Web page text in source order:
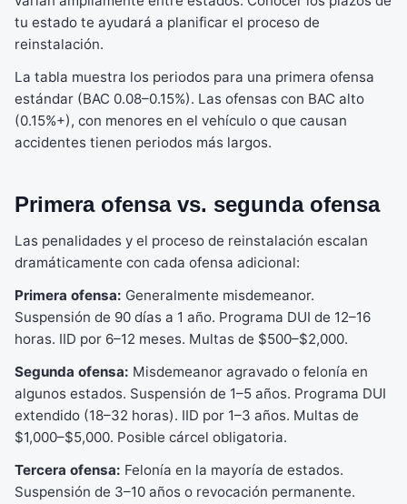
tu estado te ayudará a planificar el proceso de
reinstalación.
La tabla muestra los periodos para una primera ofensa
estándar (BAC 0.08–0.15%). Las ofensas con BAC alto
(0.15%+), con menores en el vehículo o que causan
accidentes tienen periodos más largos.
Primera ofensa vs. segunda ofensa
Las penalidades y el proceso de reinstalación escalan
dramáticamente con cada ofensa adicional:
Primera ofensa: Generalmente misdemeanor.
Suspensión de 90 días a 1 año. Programa DUI de 12–16
horas. IID por 6–12 meses. Multas de $500–$2,000.
Segunda ofensa: Misdemeanor agravado o felonía en
algunos estados. Suspensión de 1–5 años. Programa DUI
extendido (18–32 horas). IID por 1–3 años. Multas de
$1,000–$5,000. Posible cárcel obligatoria.
Tercera ofensa: Felonía en la mayoría de estados.
Suspensión de 3–10 años o revocación permanente.